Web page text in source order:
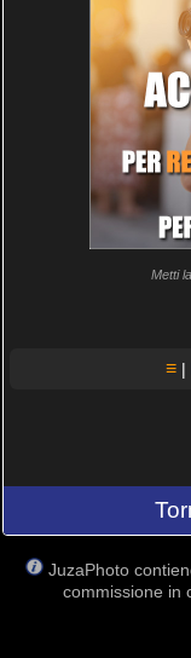
Metti
≡ |
JuzaPhoto
commissione in